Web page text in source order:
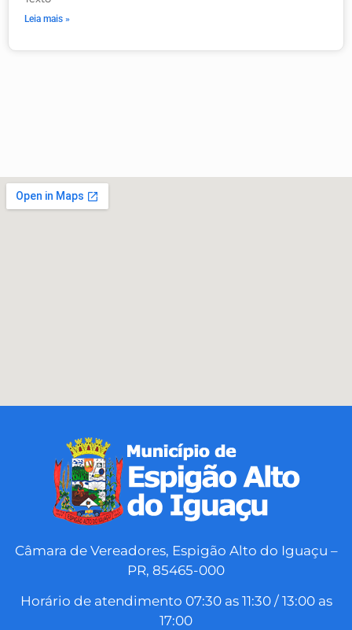
Leia mais »
Câmara de Vereadores, Espigão Alto do Iguaçu –
PR, 85465-000
Horário de atendimento 07:30 as 11:30 / 13:00 as
17:00